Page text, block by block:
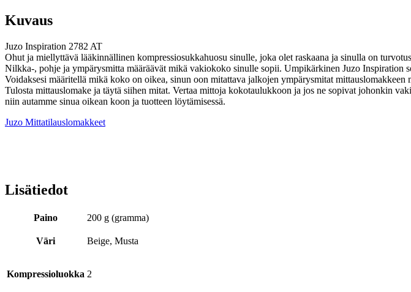
Kuvaus
Juzo Inspiration 2782 AT
Ohut ja miellyttävä lääkinnällinen kompressiosukkahuosu sinulle, joka olet raskaana ja sinulla on
Nilkka-, pohje ja ympärysmitta määräävät mikä vakiokoko sinulle sopii. Umpikärkinen Juzo Inspiration
Voidaksesi määritellä mikä koko on oikea, sinun oon mitattava jalkojen ympärysmitat
Tulosta mittauslomake ja täytä siihen mitat. Vertaa mittoja kokotaulukkoon ja jos ne sopivat johonkin
niin autamme sinua oikean koon ja tuotteen löytämisessä.
Juzo Mittatilauslomakkeet
Lisätiedot
Paino 200 g (gramma)
Väri Beige, Musta
Kompressioluokka 2